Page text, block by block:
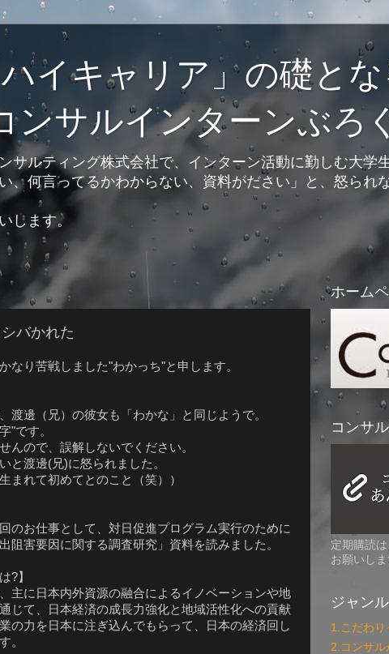
イキャリア」の礎とな
ンサルインターンぶろ
サルティング株式会社で、インターン活動に勤しむ大学
、何言ってるかわからない、資料がださい」と、怒られ
します。
バかれた
なり苦戦しました"わかっち"と申します。
渡邊（兄）の彼女も「わかな」と同じようで。
"です。
んので、誤解しないでください。
と渡邊(兄)に怒られました。
まれて初めてとのこと（笑））
のお仕事として、対日促進プログラム実行のために
阻害要因に関する調査研究」資料を読みました。
?】
主に日本内外資源の融合によるイノベーションや地
じて、日本経済の成長力強化と地域活性化への貢献
の力を日本に注ぎ込んでもらって、日本の経済回し
。
ホーム
コンサ
定期購読
お願いしま
ジャンル
1.こだわり
2.コンサル